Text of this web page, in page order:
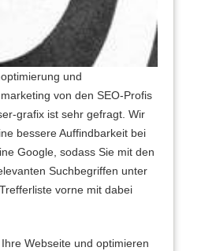
und
von den SEO-Profis
grafix ist sehr gefragt. Wir
bessere Auffindbarkeit bei
Google, sodass Sie mit den
Suchbegriffen unter
vorne mit dabei
Webseite und optimieren